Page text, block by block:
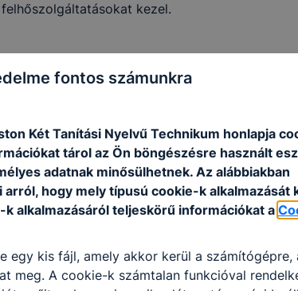
felhőszolgáltatásokat kezel.
és távközlés ágazat képzése, amely
rendszer- és alkalmazás-üzemeltető
telepített, illetve felhő szolgáltatásként
alkalmazások összehangolt működését
minden fiatal számára, akit az informatikai
aki tud és szeret más csapatokkal
rendszer üzemeltetésében.
fontos számunkra
Két Tanítási Nyelvű Technikum honlapja
tárol az Ön böngészésre használt
adatnak minősülhetnek. Az alábbiakban
hogy mely típusú cookie-k alkalmazását
alkalmazásáról teljeskörű információkat a
egy kis fájl, amely akkor kerül a számítógépre,
meg. A cookie-k számtalan funkcióval